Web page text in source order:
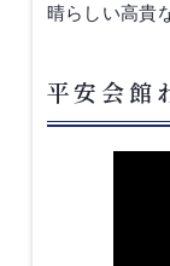
晴らしい高貴
平安会館